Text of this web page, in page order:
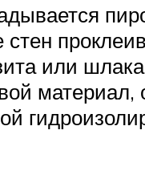
или
материал,